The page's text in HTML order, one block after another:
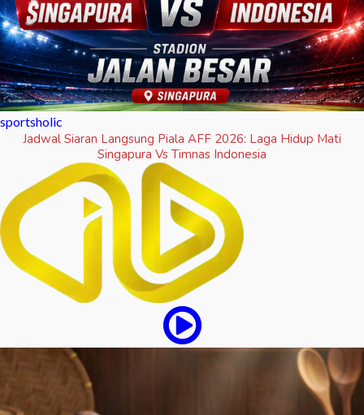
sportsholic
Jadwal Siaran Langsung Piala AFF 2026: Laga Hidup Mati
Singapura Vs Timnas Indonesia